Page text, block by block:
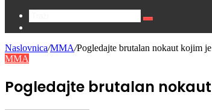
Traži
Naslovnica/MMA/Pogledajte brutalan nokaut kojim
MMA
Pogledajte brutalan